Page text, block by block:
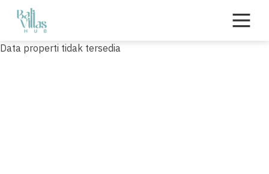
Skip
content
Data properti tidak tersedia